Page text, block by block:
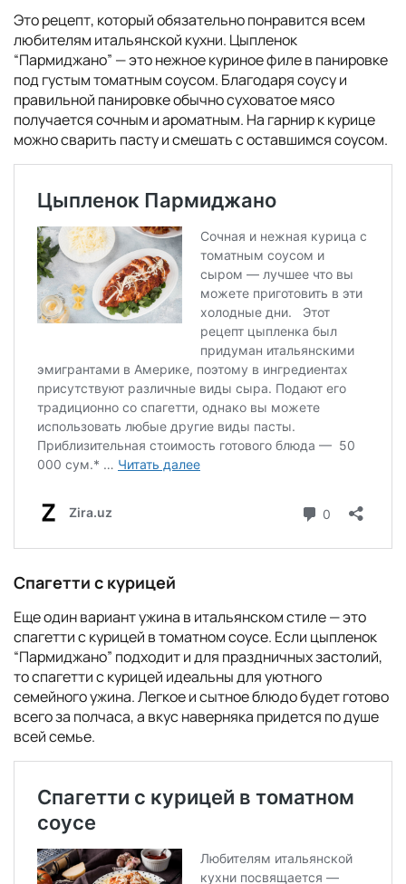
Это рецепт, который обязательно понравится всем
любителям итальянской кухни. Цыпленок
“Пармиджано” — это нежное куриное филе в панировке
под густым томатным соусом. Благодаря соусу и
правильной панировке обычно суховатое мясо
получается сочным и ароматным. На гарнир к курице
можно сварить пасту и смешать с оставшимся соусом.
Спагетти с курицей
Еще один вариант ужина в итальянском стиле — это
спагетти с курицей в томатном соусе. Если цыпленок
“Пармиджано” подходит и для праздничных застолий,
то спагетти с курицей идеальны для уютного
семейного ужина. Легкое и сытное блюдо будет готово
всего за полчаса, а вкус наверняка придется по душе
всей семье.